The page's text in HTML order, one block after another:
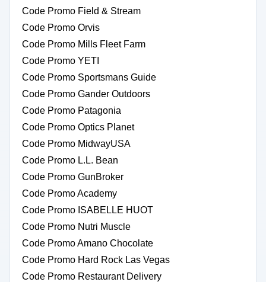
Code Promo Field & Stream
Code Promo Orvis
Code Promo Mills Fleet Farm
Code Promo YETI
Code Promo Sportsmans Guide
Code Promo Gander Outdoors
Code Promo Patagonia
Code Promo Optics Planet
Code Promo MidwayUSA
Code Promo L.L. Bean
Code Promo GunBroker
Code Promo Academy
Code Promo ISABELLE HUOT
Code Promo Nutri Muscle
Code Promo Amano Chocolate
Code Promo Hard Rock Las Vegas
Code Promo Restaurant Delivery